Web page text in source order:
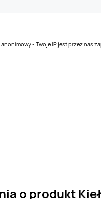
anonimowy - Twoje IP jest przez nas
o produkt